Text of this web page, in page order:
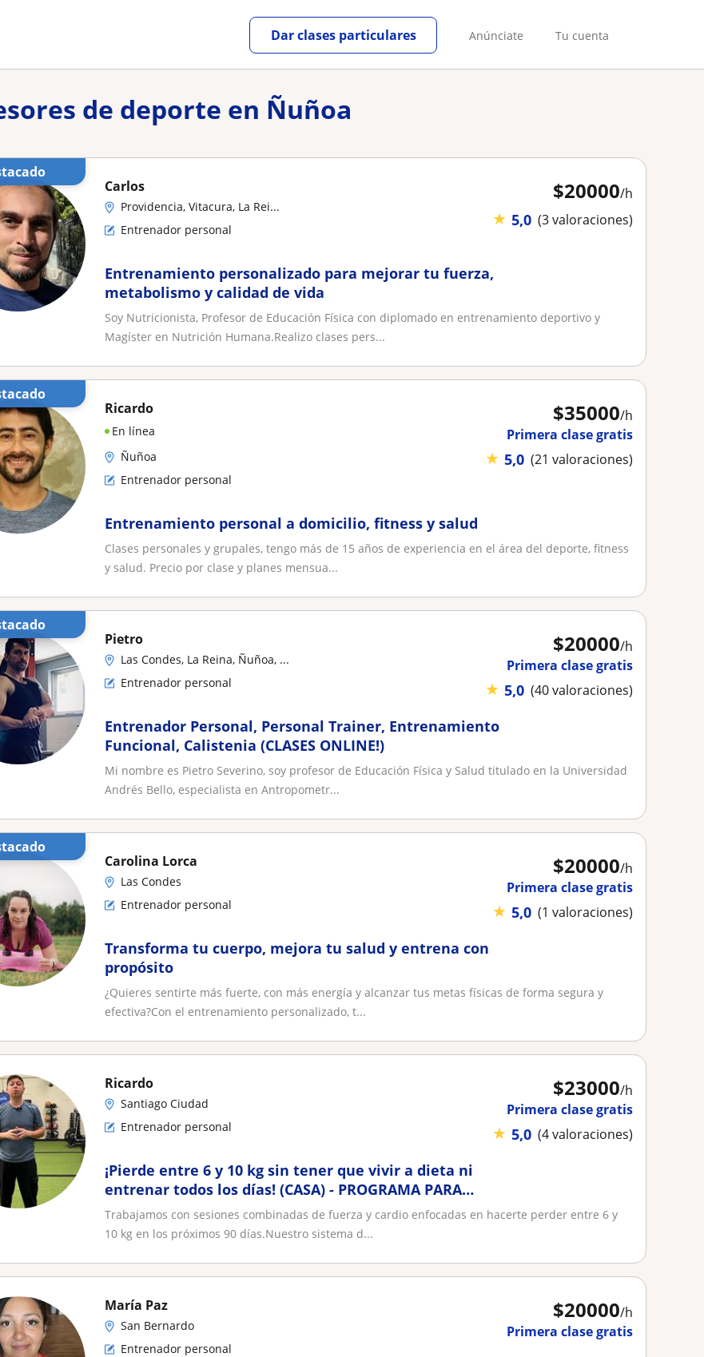
Anúnciate Tu cuenta
Dar clases particulares
de deporte en Ñuñoa
$20000/h
★ 5,0 (3 valoraciones)
Carlos
Providencia, Vitacura, La Rei...
Entrenador personal
Entrenamiento personalizado para mejorar tu fuerza,
metabolismo y calidad de vida
Soy Nutricionista, Profesor de Educación Física con diplomado en entrenamiento deportivo y
Magíster en Nutrición Humana.Realizo clases pers...
$35000/h
Primera clase gratis
★ 5,0 (21 valoraciones)
Ricardo
En línea
Ñuñoa
Entrenador personal
Entrenamiento personal a domicilio, fitness y salud
Clases personales y grupales, tengo más de 15 años de experiencia en el área del deporte, fitness
y salud. Precio por clase y planes mensua...
$20000/h
Primera clase gratis
★ 5,0 (40 valoraciones)
Pietro
Las Condes, La Reina, Ñuñoa, ...
Entrenador personal
Entrenador Personal, Personal Trainer, Entrenamiento
Funcional, Calistenia (CLASES ONLINE!)
Mi nombre es Pietro Severino, soy profesor de Educación Física y Salud titulado en la Universidad
Andrés Bello, especialista en Antropometr...
$20000/h
Primera clase gratis
★ 5,0 (1 valoraciones)
Carolina Lorca
Las Condes
Entrenador personal
Transforma tu cuerpo, mejora tu salud y entrena con
propósito
¿Quieres sentirte más fuerte, con más energía y alcanzar tus metas físicas de forma segura y
efectiva?Con el entrenamiento personalizado, t...
$23000/h
Primera clase gratis
★ 5,0 (4 valoraciones)
Ricardo
Santiago Ciudad
Entrenador personal
¡Pierde entre 6 y 10 kg sin tener que vivir a dieta ni
entrenar todos los días! (CASA) - PROGRAMA PARA
MUJERES
Trabajamos con sesiones combinadas de fuerza y cardio enfocadas en hacerte perder entre 6 y
10 kg en los próximos 90 días.Nuestro sistema d...
$20000/h
Primera clase gratis
María Paz
San Bernardo
Entrenador personal